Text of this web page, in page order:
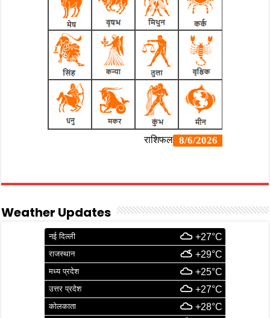
Weather Updates
नई दिल्ली +27°C
राजस्थान +29°C
मध्य प्रदेश +25°C
उत्तर प्रदेश +27°C
कोलकाता +28°C